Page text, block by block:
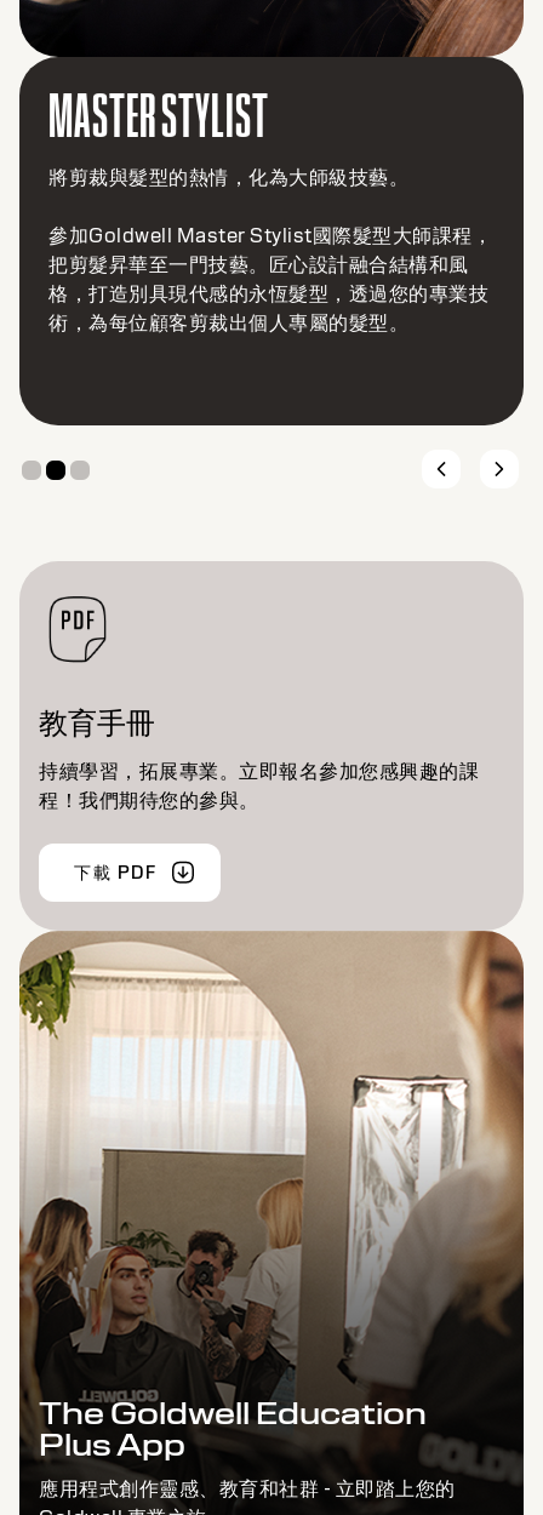
MASTER TEXTURE
將您對燙髮的熱情全面提升
參加Goldwell Master Texture國際塑型大師課
程，幫助您掌控髮絲律動、形態和柔順度 - 從最新
燙髮操作到角蛋白護理，透過諮詢和個人化服務，
為顧客重塑髮絲質感。
教育手冊
持續學習，拓展專業。立即報名參加您感興趣的課
程！我們期待您的參與。
下載 PDF
The Goldwell Education
Plus App
應用程式創作靈感、教育和社群 - 立即踏上您的